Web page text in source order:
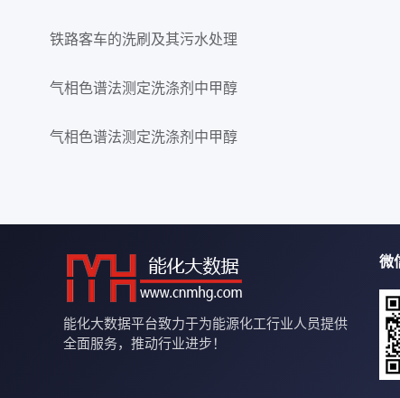
铁路客车的洗刷及其污水处理
气相色谱法测定洗涤剂中甲醇
气相色谱法测定洗涤剂中甲醇
能化大数据平台致力于为能源化工行业人员提供
全面服务，推动行业进步！
微